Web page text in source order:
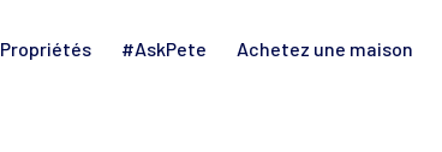
Propriétés #AskPete Achetez une maison